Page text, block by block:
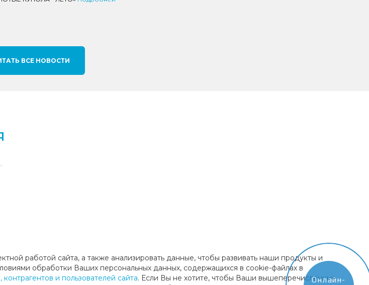
работой сайта, а также анализировать данные, чтобы развивать наши продукты и
обработки Ваших персональных данных, содержащихся в cookie-файлах в
и пользователей сайта. Если Вы не хотите, чтобы Ваши вышеперечисленные
ВСЕ НОВОСТИ
Онлайн-